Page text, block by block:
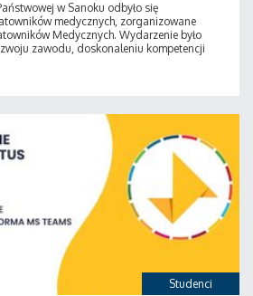
w Sanoku odbyło się
medycznych, zorganizowane
Medycznych. Wydarzenie było
zawodu, doskonaleniu kompetencji
Studenci